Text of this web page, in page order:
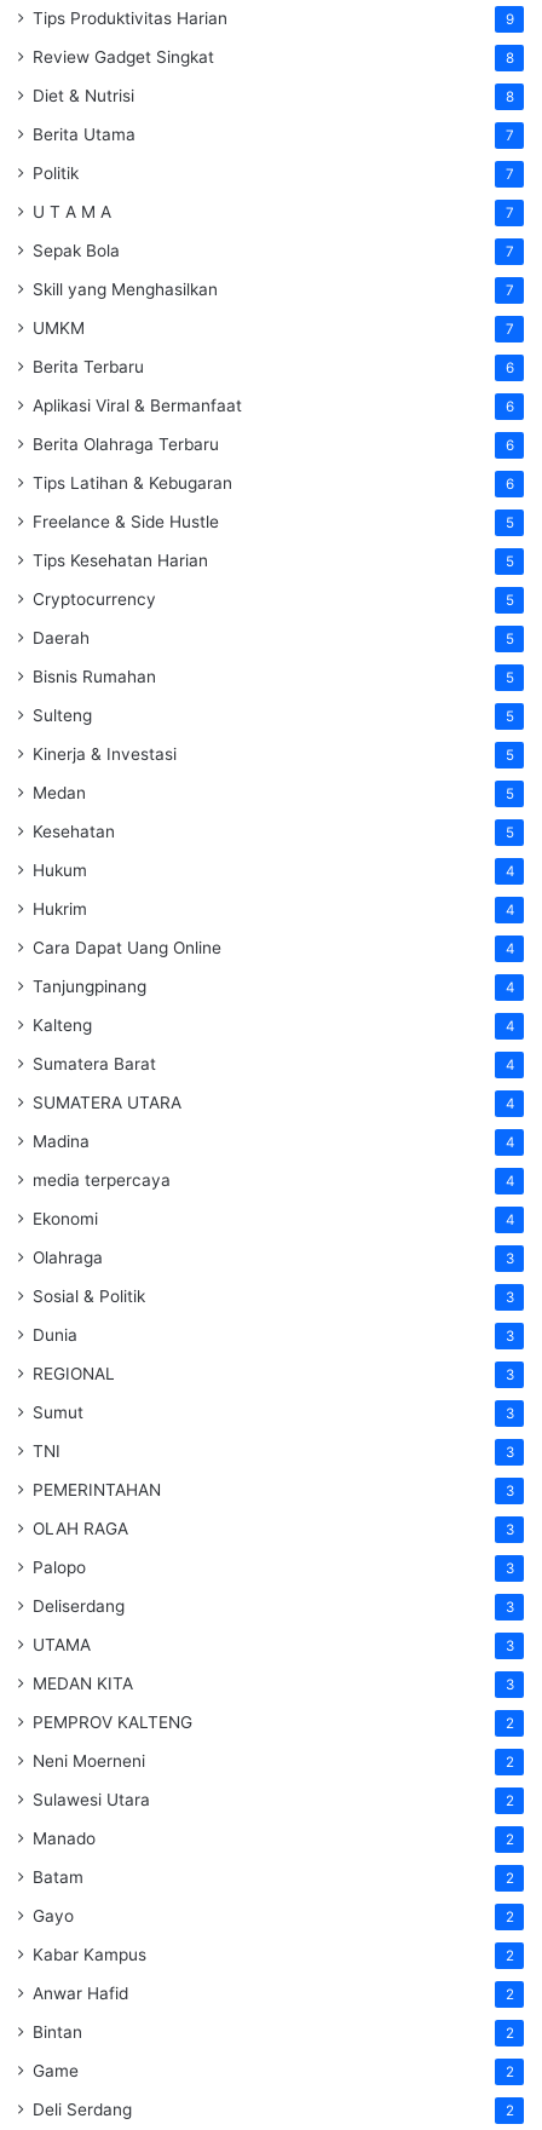
Tips Produktivitas Harian 9
Review Gadget Singkat 8
Diet & Nutrisi 8
Berita Utama 7
Politik 7
U T A M A 7
Sepak Bola 7
Skill yang Menghasilkan 7
UMKM 7
Berita Terbaru 6
Aplikasi Viral & Bermanfaat 6
Berita Olahraga Terbaru 6
Tips Latihan & Kebugaran 6
Freelance & Side Hustle 5
Tips Kesehatan Harian 5
Cryptocurrency 5
Daerah 5
Bisnis Rumahan 5
Sulteng 5
Kinerja & Investasi 5
Medan 5
Kesehatan 5
Hukum 4
Hukrim 4
Cara Dapat Uang Online 4
Tanjungpinang 4
Kalteng 4
Sumatera Barat 4
SUMATERA UTARA 4
Madina 4
media terpercaya 4
Ekonomi 4
Olahraga 3
Sosial & Politik 3
Dunia 3
REGIONAL 3
Sumut 3
TNI 3
PEMERINTAHAN 3
OLAH RAGA 3
Palopo 3
Deliserdang 3
UTAMA 3
MEDAN KITA 3
PEMPROV KALTENG 2
Neni Moerneni 2
Sulawesi Utara 2
Manado 2
Batam 2
Gayo 2
Kabar Kampus 2
Anwar Hafid 2
Bintan 2
Game 2
Deli Serdang 2